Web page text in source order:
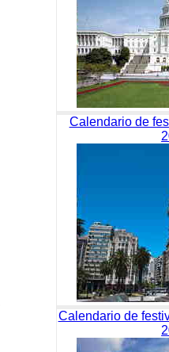
Calendario de
Calendario de